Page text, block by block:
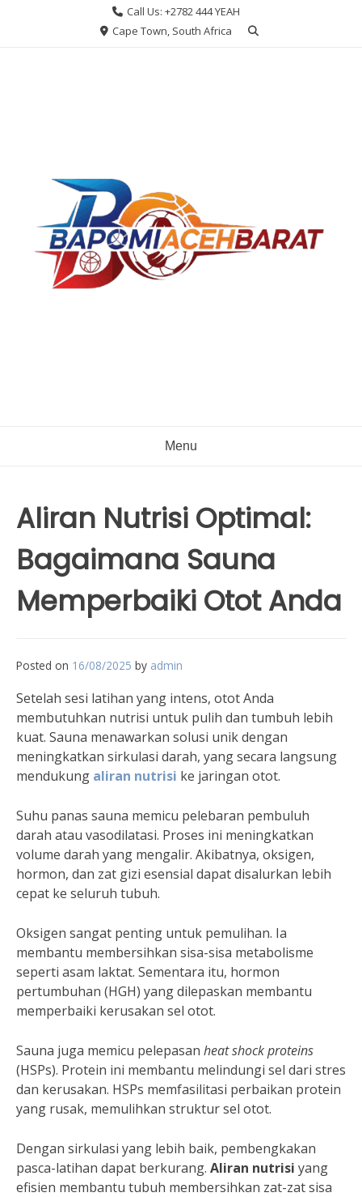
Call Us: +2782 444 YEAH
Cape Town, South Africa
Menu
Aliran Nutrisi Optimal:
Bagaimana Sauna
Memperbaiki Otot Anda
Posted on 16/08/2025 by admin
Setelah sesi latihan yang intens, otot Anda
membutuhkan nutrisi untuk pulih dan tumbuh lebih
kuat. Sauna menawarkan solusi unik dengan
meningkatkan sirkulasi darah, yang secara langsung
mendukung aliran nutrisi ke jaringan otot.
Suhu panas sauna memicu pelebaran pembuluh
darah atau vasodilatasi. Proses ini meningkatkan
volume darah yang mengalir. Akibatnya, oksigen,
hormon, dan zat gizi esensial dapat disalurkan lebih
cepat ke seluruh tubuh.
Oksigen sangat penting untuk pemulihan. Ia
membantu membersihkan sisa-sisa metabolisme
seperti asam laktat. Sementara itu, hormon
pertumbuhan (HGH) yang dilepaskan membantu
memperbaiki kerusakan sel otot.
Sauna juga memicu pelepasan heat shock proteins
(HSPs). Protein ini membantu melindungi sel dari stres
dan kerusakan. HSPs memfasilitasi perbaikan protein
yang rusak, memulihkan struktur sel otot.
Dengan sirkulasi yang lebih baik, pembengkakan
pasca-latihan dapat berkurang. Aliran nutrisi yang
efisien membantu tubuh membersihkan zat-zat sisa